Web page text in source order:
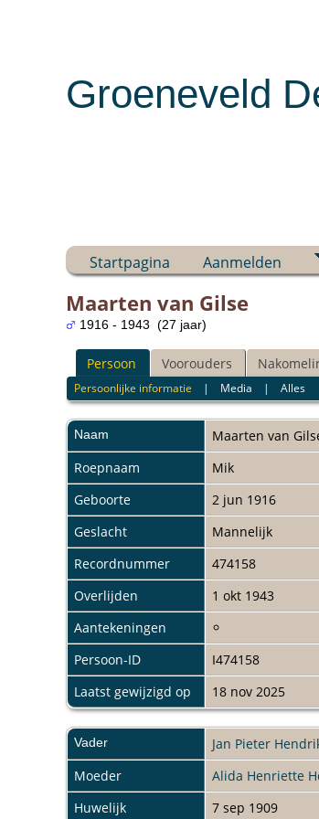
Groeneveld
Startpagina Aanmelden
Maarten van Gilse
1916 - 1943 (27 jaar)
Persoon Voorouders
Persoonlijke informatie | Media |Alles
Naam Maarten van
Roepnaam
Mik
Geboorte
2 jun 1916
Geslacht
Mannelijk
Recordnummer
474158
Overlijden
1 okt 1943
Aantekeningen
Persoon-ID
I474158
Laatst gewijzigd op
18 nov 2025
Vader Jan Pieter
Moeder
Alida Henriette
Huwelijk
7 sep 1909